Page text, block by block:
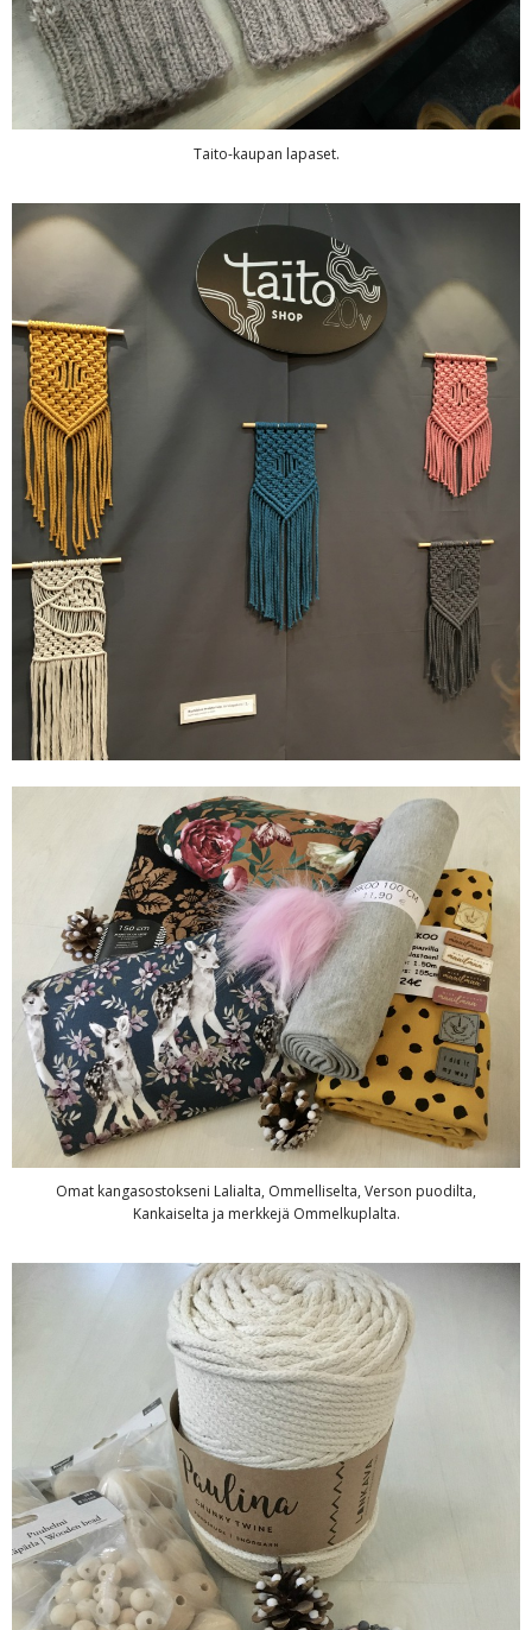
Taito-kaupan lapaset.
Omat kangasostokseni Lalialta, Ommelliselta, Verson puodilta,
Kankaiselta ja merkkejä Ommelkuplalta.